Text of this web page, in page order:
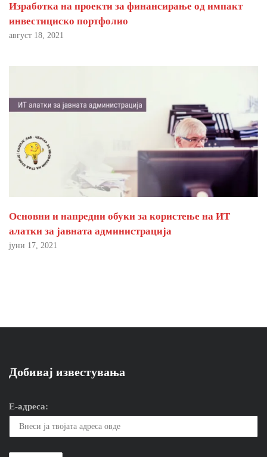
Изработка на проекти за финансирање од импакт
инвестициско портфолио
август 18, 2021
Основни и напредни обуки за користење на ИТ
алатки за јавната администрација
јуни 17, 2021
Добивај известувања
Е-адреса: